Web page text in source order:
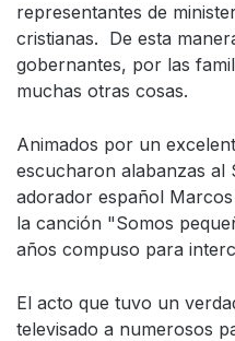
representantes de
cristianas. De esta
gobernantes, por las
muchas otras cosas.
Animados por un
escucharon alabanzas al
adorador español
la canción "Somos
años compuso para
El acto que tuvo un
televisado a numerosos